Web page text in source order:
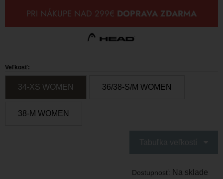
Veľkosť:
34-XS WOMEN 36/38-S/M WOMEN
38-M WOMEN
Dostupnosť: Na sklade